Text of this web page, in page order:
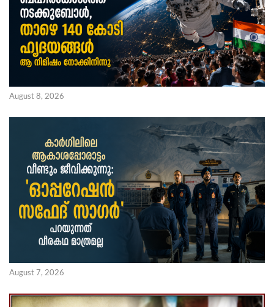
August 8, 2026
August 7, 2026